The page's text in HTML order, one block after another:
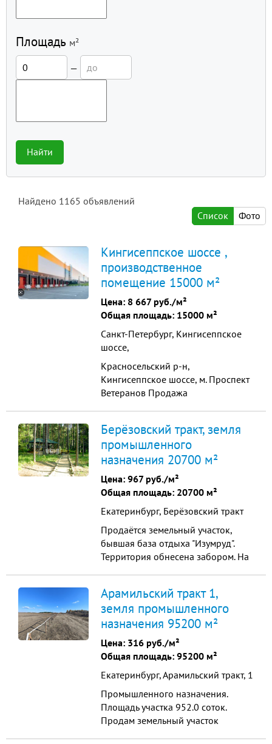
Площадь м²
—
Найти
Найдено 1165 объявлений
Список
Фото
Кингисеппское шоссе ,
производственное
помещение 15000 м²
Цена: 8 667 руб./м²
Общая площадь: 15000 м²
Санкт-Петербург, Кингисеппское
шоссе,
Красносельский р-н,
Кингисеппское шоссе, м. Проспект
Ветеранов Продажа
земли 2,5 ГА. Продается
строящейся объект возможное
использование: под производство,
под склад, под логистический
центр В стоимость входит
участок,проект, подключения ...
Берёзовский тракт, земля
промышленного
назначения 20700 м²
Цена: 967 руб./м²
Общая площадь: 20700 м²
Екатеринбург, Берёзовский тракт
Продаётся земельный участок,
бывшая база отдыха "Изумруд".
Территория обнесена забором. На
тропинки.До водохранилища
300м. Разрешённое использование
земли для размещения домов
отдыха, пансионатов, кемпинга.
Категория земель, Земли особо
охраняемых...
Арамильский тракт 1,
земля промышленного
назначения 95200 м²
Цена: 316 руб./м²
Общая площадь: 95200 м²
Екатеринбург, Арамильский тракт, 1
Промышленного назначения.
Площадь участка 952.0 соток.
Продам земельный участок